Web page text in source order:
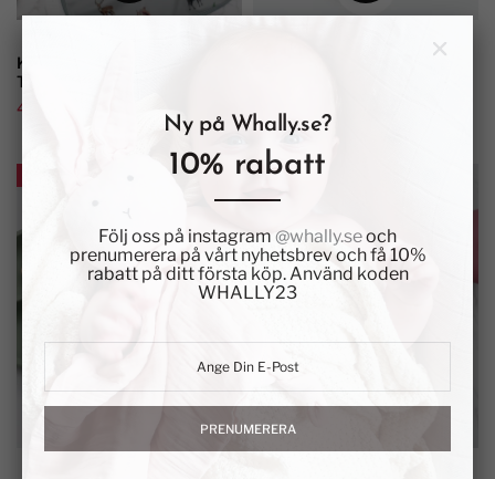
KOMBO: MIO + HERMINE +
TEDDY
402 kr
KAMPANJ
Ny på Whally.se?
10% rabatt
Följ oss på instagram @whally.seoch
prenumerera på vårt nyhetsbrev och få 10%
rabatt på ditt första köp. Använd koden
WHALLY23
PRENUMERERA